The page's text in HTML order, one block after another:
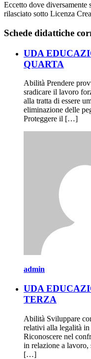
Eccetto dove diversamente
rilasciato sotto Licenza
Schede didattiche
UDA
QUARTA
Abilità Prendere
sradicare il lavoro
alla tratta di essere
eliminazione delle
Proteggere il […]
admin
UDA
TERZA
Abilità Sviluppare
relativi alla legalità
Riconoscere nel
in relazione a
[…]